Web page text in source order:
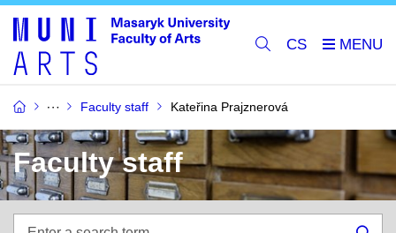
CS
Faculty staff Kateřina Prajznerová
Faculty staff